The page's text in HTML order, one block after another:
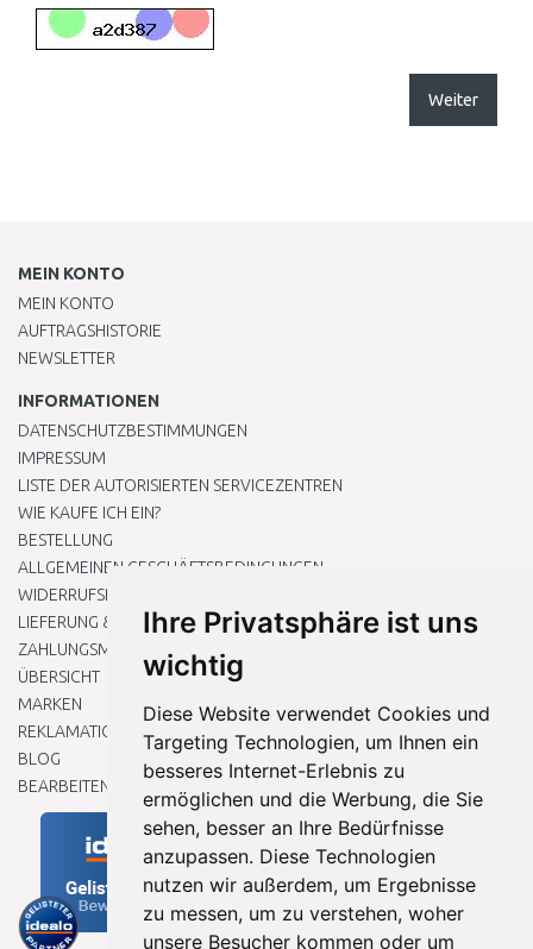
Ihre Privatsphäre ist uns
wichtig
Diese Website verwendet Cookies und
Targeting Technologien, um Ihnen ein
besseres Internet-Erlebnis zu
ermöglichen und die Werbung, die Sie
sehen, besser an Ihre Bedürfnisse
anzupassen. Diese Technologien
nutzen wir außerdem, um Ergebnisse
zu messen, um zu verstehen, woher
unsere Besucher kommen oder um
Weiter
MEIN KONTO
MEIN KONTO
AUFTRAGSHISTORIE
NEWSLETTER
INFORMATIONEN
DATENSCHUTZBESTIMMUNGEN
IMPRESSUM
LISTE DER AUTORISIERTEN SERVICEZENTREN
WIE KAUFE ICH EIN?
BESTELLUNG
ALLGEMEINEN GESCHÄFTSBEDINGUNGEN
WIDERRUFSRECHT
LIEFERUNG & ZAHLUNG
ZAHLUNGSMETHODEN
ÜBERSICHT
MARKEN
REKLAMATIONEN UND RETOUREN
BLOG
BEARBEITEN SIE MEINE COOKIE-EINSTELLUNGEN